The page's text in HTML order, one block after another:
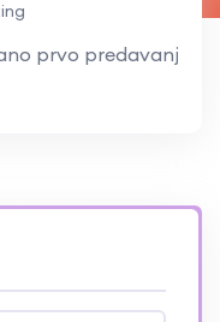
prvo predavanje iz